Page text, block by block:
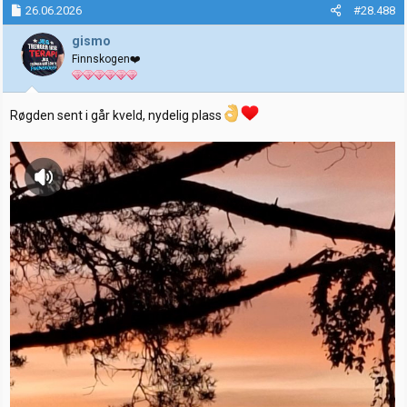
k
s
j
o
n
e
r
26.06.2026 #28.488
gismo
Finnskogen❤️
Røgden sent i går kveld, nydelig plass